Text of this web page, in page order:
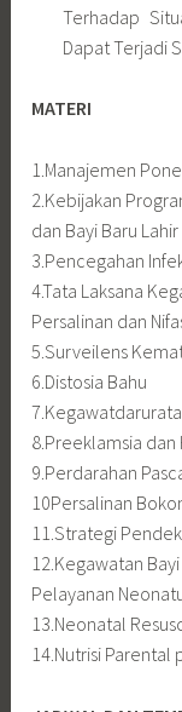
Terhadap
Dapat Terjadi
MATERI
1.Manajemen
2.Kebijakan
dan Bayi Baru Lahir
3.Pencegahan
4.Tata Laksana
Persalinan dan
5.Surveilens
6.Distosia Bahu
8.Preeklamsia
9.Perdarahan
10Persalinan
11.Strategi
12.Kegawatan
Pelayanan
13.Neonatal
14.Nutrisi Parental